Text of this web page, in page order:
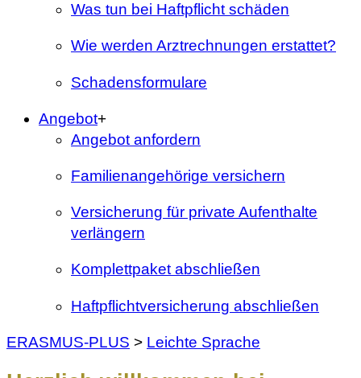
Was tun bei Haftpflicht schäden
Wie werden Arztrechnungen erstattet?
Schadensformulare
Angebot+
Angebot anfordern
Familienangehörige versichern
Versicherung für private Aufenthalte
verlängern
Komplettpaket abschließen
Haftpflichtversicherung abschließen
ERASMUS-PLUS > Leichte Sprache